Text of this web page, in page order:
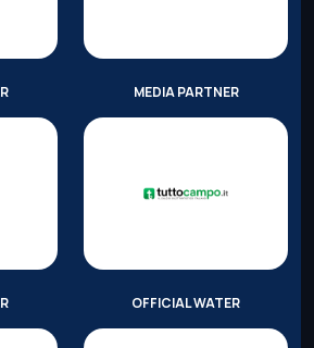
MEDIA PARTNER
OFFICIAL WATER